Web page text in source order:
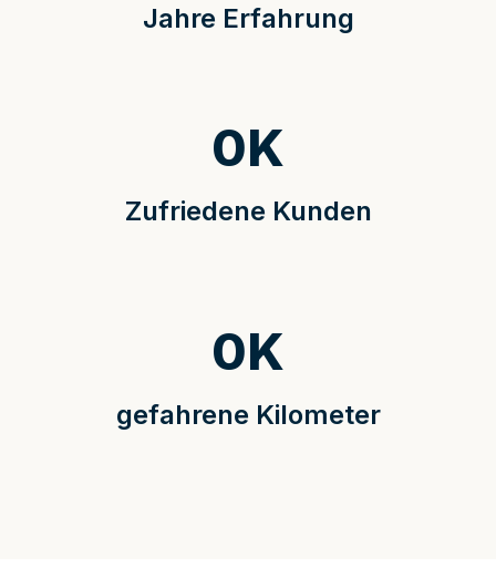
Jahre Erfahrung
Zufriedene Kunden
0K
gefahrene Kilometer
0K